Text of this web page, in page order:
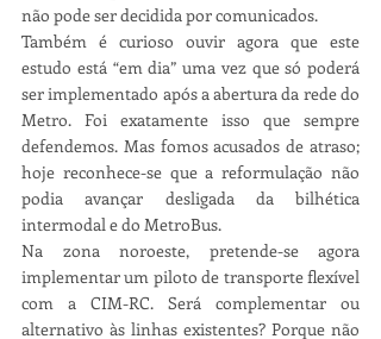
não pode ser decidida por comunicados.
Também é curioso ouvir agora que este
estudo está “em dia” uma vez que só poderá
ser implementado após a abertura da rede do
Metro. Foi exatamente isso que sempre
defendemos. Mas fomos acusados de atraso;
hoje reconhece-se que a reformulação não
podia avançar desligada da bilhética
intermodal e do MetroBus.
Na zona noroeste, pretende-se agora
implementar um piloto de transporte flexível
com a CIM-RC. Será complementar ou
alternativo às linhas existentes? Porque não